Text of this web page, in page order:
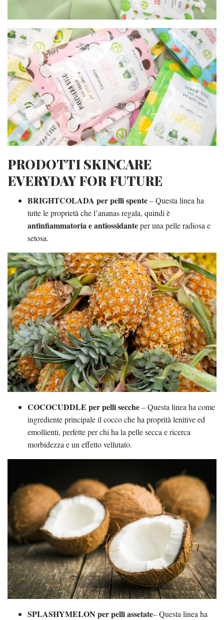
PRODOTTI SKINCARE
EVERYDAY FOR FUTURE
BRIGHTCOLADA per pelli spente– Questa linea ha
tutte le proprietà che l’ananas regala, quindi è
antinfiammatoria e antiossidanteper una pelle radiosa e
setosa.
COCOCUDDLE per pelli secche– Questa linea ha come
ingrediente principale il cocco che ha proprità lenitive ed
emollienti, perfette per chi ha la pelle secca e ricerca
morbidezza e un effetto vellutato.
SPLASHYMELON per pelli assetate– Questa linea ha